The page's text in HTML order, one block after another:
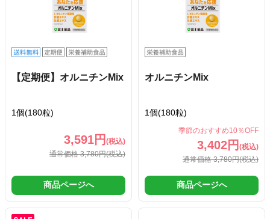
【定期便】オルニチンMix
1個(180粒)
3,591円 (税込)
通常価格 3,780円(税込)
商品ページへ
オルニチンMix
1個(180粒)
季節のおすすめ10％OFF
3,402円 (税込)
通常価格 3,780円(税込)
商品ページへ